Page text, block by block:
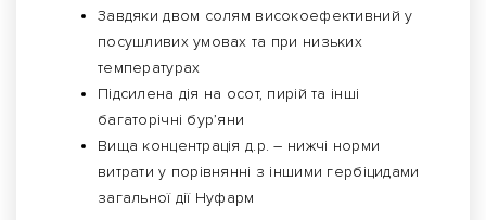
Завдяки двом солям високоефективний у
посушливих умовах та при низьких
температурах
Підсилена дія на осот, пирій та інші
багаторічні бур’яни
Вища концентрація д.р. – нижчі норми
витрати у порівнянні з іншими гербіцидами
загальної дії Нуфарм